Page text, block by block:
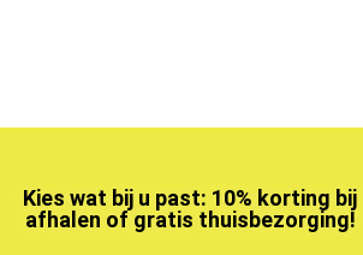
Kies wat bij u past: 10% korting bij
afhalen of gratis thuisbezorging!